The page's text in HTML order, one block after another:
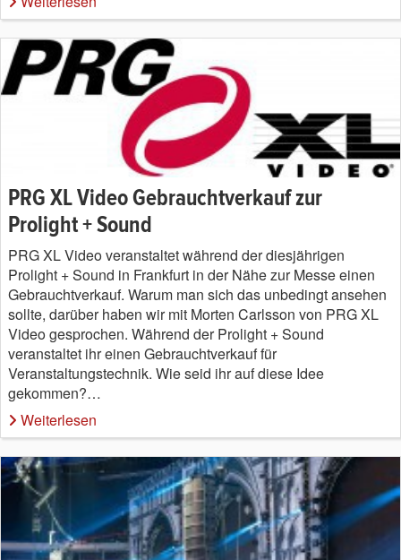
PRG XL Video Gebrauchtverkauf zur
Prolight + Sound
PRG XL Video veranstaltet während der diesjährigen
Prolight + Sound in Frankfurt in der Nähe zur Messe einen
Gebrauchtverkauf. Warum man sich das unbedingt ansehen
sollte, darüber haben wir mit Morten Carlsson von PRG XL
Video gesprochen. Während der Prolight + Sound
veranstaltet ihr einen Gebrauchtverkauf für
Veranstaltungstechnik. Wie seid ihr auf diese Idee
gekommen?…
Weiterlesen